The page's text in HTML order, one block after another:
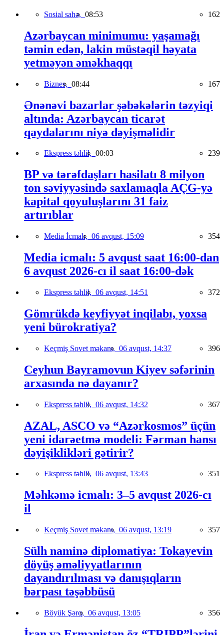
Sosial sahə, 08:53 162
Azərbaycan minimumu: yaşamağı
təmin edən, lakin müstəqil həyata
yetməyən əməkhaqqı
Biznes, 08:44 167
Ənənəvi bazarlar şəbəkələrin təzyiqi
altında: Azərbaycan ticarət
qaydalarını niyə dəyişməlidir
Ekspress təhlil, 00:03 239
BP və tərəfdaşları hasilatı 8 milyon
ton səviyyəsində saxlamaqla AÇG-yə
kapital qoyuluşlarını 31 faiz
artırıblar
Media İcmalı, 06 avqust, 15:09 354
Media icmalı: 5 avqust saat 16:00-dan
6 avqust 2026-cı il saat 16:00-dək
Ekspress təhlil, 06 avqust, 14:51 372
Gömrükdə keyfiyyət inqilabı, yoxsa
yeni bürokratiya?
Keçmiş Sovet məkanı, 06 avqust, 14:37 396
Ceyhun Bayramovun Kiyev səfərinin
arxasında nə dayanır?
Ekspress təhlil, 06 avqust, 14:32 367
AZAL, ASCO və “Azərkosmos” üçün
yeni idarəetmə modeli: Fərman hansı
dəyişiklikləri gətirir?
Ekspress təhlil, 06 avqust, 13:43 351
Məhkəmə icmalı: 3–5 avqust 2026-cı
il
Keçmiş Sovet məkanı, 06 avqust, 13:19 357
Sülh naminə diplomatiya: Tokayevin
döyüş əməliyyatlarının
dayandırılması və danışıqların
bərpası təşəbbüsü
Böyük Şərq, 06 avqust, 13:05 356